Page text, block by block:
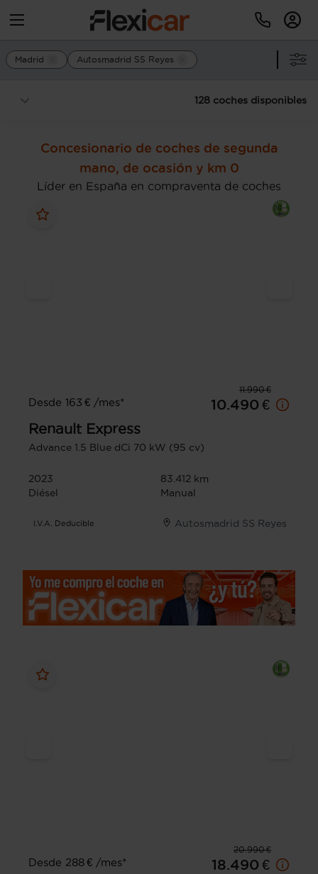
Madrid Autosmadrid SS Reyes
128 coches disponibles
Concesionario de coches de segunda
mano, de ocasión y km 0
Líder en España en compraventa de coches
11.990 €
Desde 163 € /mes*
10.490 €
Renault Express
Advance 1.5 Blue dCi 70 kW (95 cv)
2023
83.412 km
Diésel
Manual
I.V.A. Deducible Autosmadrid SS Reyes
20.990 €
Desde 288 € /mes*
18.490 €